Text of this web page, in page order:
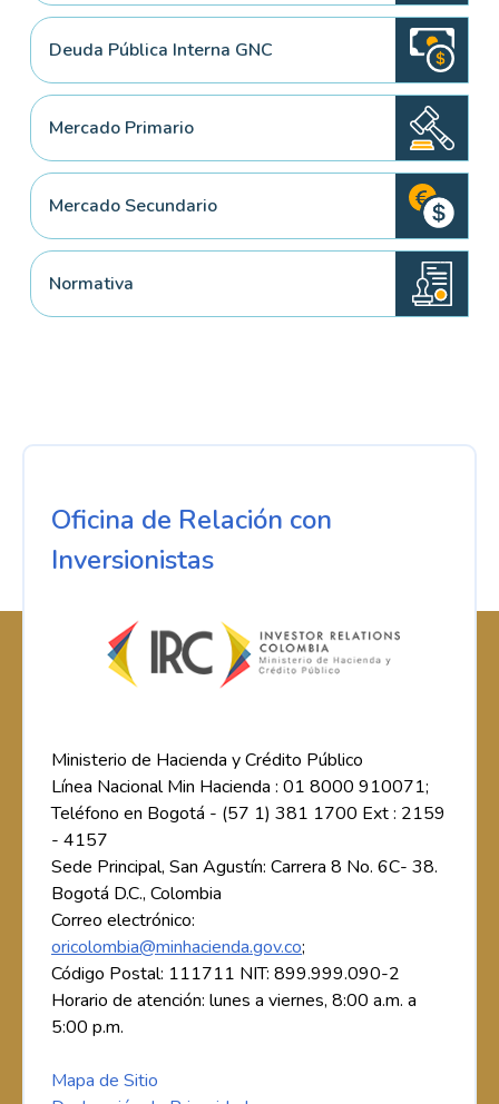
Deuda Pública Interna GNC
Mercado Primario
Mercado Secundario
Normativa
Oficina de Relación con
Inversionistas
Ministerio de Hacienda y Crédito Público
Línea Nacional Min Hacienda : 01 8000 910071;
Teléfono en Bogotá - (57 1) 381 1700 Ext : 2159
- 4157
Sede Principal, San Agustín: Carrera 8 No. 6C- 38.
Bogotá D.C., Colombia
Correo electrónico:
oricolombia@minhacienda.gov.co;
Código Postal: 111711 NIT: 899.999.090-2
Horario de atención: lunes a viernes, 8:00 a.m. a
5:00 p.m.
Mapa de Sitio